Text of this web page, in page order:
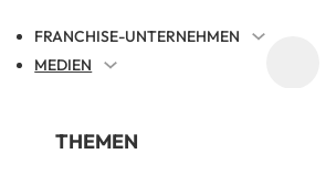
FRANCHISE-UNTERNEHMEN
NACH BRANCHE
MEDIEN
THEMEN
AKTUELLES